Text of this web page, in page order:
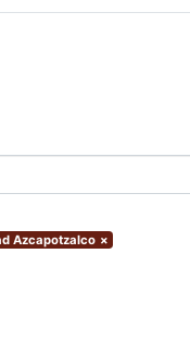
Azcapotzalco ×